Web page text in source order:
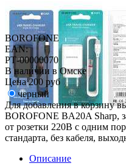
BOROFONE
EAN:
РТ-00000070
В наличии в Омске
Цена200 руб
черный
Для добавления в корзину
BOROFONE BA20A Sharp,
от розетки 220В с одним
стандарта, без кабеля,
Описание